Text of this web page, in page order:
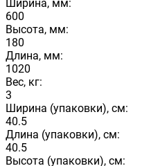
Ширина, мм:
600
Высота, мм:
180
Длина, мм:
1020
Вес, кг:
3
Ширина (упаковки), см:
40.5
Длина (упаковки), см:
40.5
Высота (упаковки), см: